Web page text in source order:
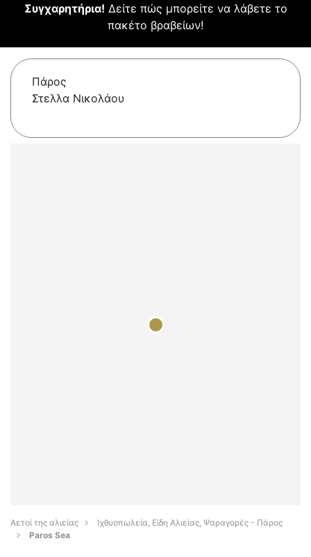
Συγχαρητήρια! Δείτε πώς μπορείτε να λάβετε το
πακέτο βραβείων!
Πάρος
Στελλα Νικολάου
Αετοί της αλιείας
Ιχθυοπωλεία, Είδη Αλιείας, Ψαραγορές - Πάρος
Paros Sea